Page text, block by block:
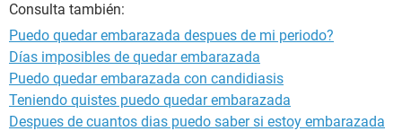
Consulta también:
Puedo quedar embarazada despues de mi periodo?
Días imposibles de quedar embarazada
Puedo quedar embarazada con candidiasis
Teniendo quistes puedo quedar embarazada
Despues de cuantos dias puedo saber si estoy embarazada